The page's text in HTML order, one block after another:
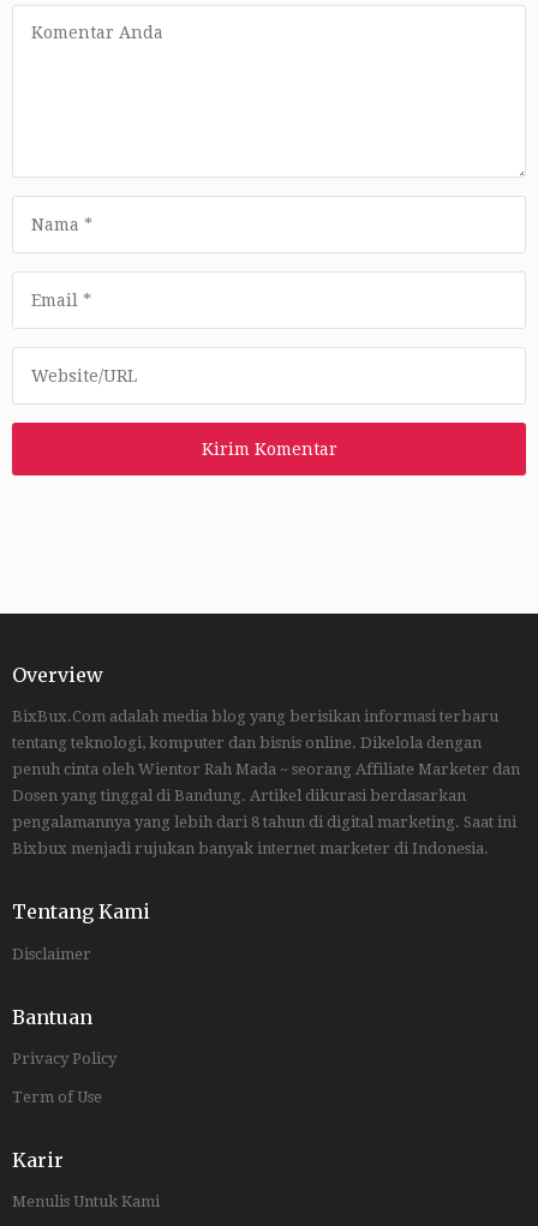
Overview
BixBux.Com adalah media blog yang berisikan informasi terbaru
tentang teknologi, komputer dan bisnis online. Dikelola dengan
penuh cinta oleh Wientor Rah Mada ~ seorang Affiliate Marketer dan
Dosen yang tinggal di Bandung. Artikel dikurasi berdasarkan
pengalamannya yang lebih dari 8 tahun di digital marketing. Saat ini
Bixbux menjadi rujukan banyak internet marketer di Indonesia.
Tentang Kami
Disclaimer
Bantuan
Privacy Policy
Term of Use
Karir
Menulis Untuk Kami